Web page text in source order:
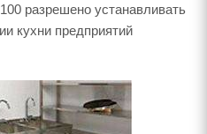
разрешено устанавливать
кухни предприятий